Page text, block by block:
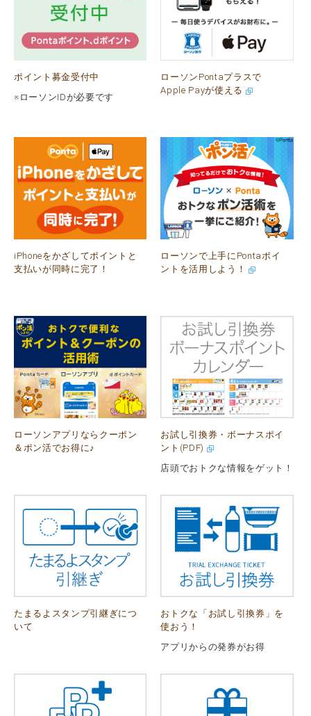
ポイント募金受付中
※ローソンIDが必要です
ローソンPontaプラスで
Apple Payが使える
iPhoneをかざしてポイントと
支払いが同時に完了！
ローソンで上手にPontaポイ
ントを活用しよう！
ローソンアプリならクーポン
＆ポン活でお得に♪
お試し引換券・ボーナスポイ
ント(PDF)
店頭でおトクな情報をゲット！
たまるよスタンプ引継ぎにつ
いて
おトクな「お試し引換券」を
使おう！
アプリからの発券がお得